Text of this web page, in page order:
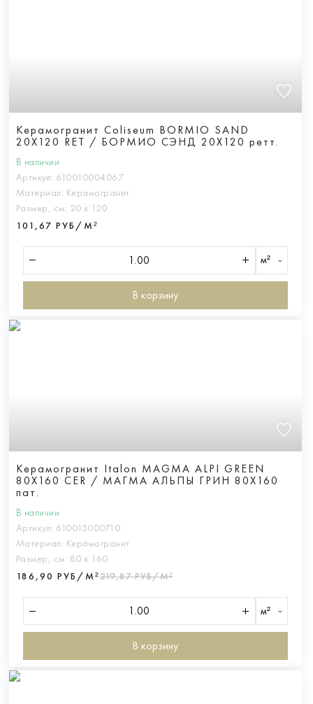
Керамогранит Coliseum BORMIO SAND
20X120 RET / БОРМИО СЭНД 20Х120 ретт.
В наличии
Артикул: 610010004067
Материал: Керамогранит
Размер, см: 20 х 120
101,67 РУБ/М²
м²
В корзину
Керамогранит Italon MAGMA ALPI GREEN
80X160 CER / МАГМА АЛЬПЫ ГРИН 80X160
пат.
В наличии
Артикул: 610015000710
Материал: Керамогранит
Размер, см: 80 х 160
186,90 РУБ/М²219,87 РУБ/М²
м²
В корзину